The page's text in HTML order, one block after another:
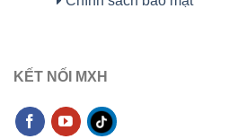
KẾT NỐI MXH